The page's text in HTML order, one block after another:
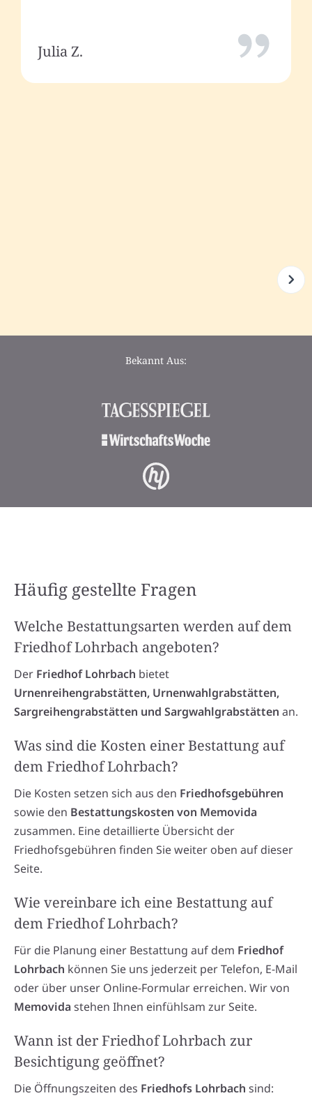
Julia Z.
Bekannt Aus:
Häufig gestellte Fragen
Welche Bestattungsarten werden auf dem
Friedhof Lohrbach angeboten?
Der Friedhof Lohrbach bietet
Urnenreihengrabstätten, Urnenwahlgrabstätten,
Sargreihengrabstätten und Sargwahlgrabstätten an.
Was sind die Kosten einer Bestattung auf
dem Friedhof Lohrbach?
Die Kosten setzen sich aus den Friedhofsgebühren
sowie den Bestattungskosten von Memovida
zusammen. Eine detaillierte Übersicht der
Friedhofsgebühren finden Sie weiter oben auf dieser
Seite.
Wie vereinbare ich eine Bestattung auf
dem Friedhof Lohrbach?
Für die Planung einer Bestattung auf dem Friedhof
Lohrbach können Sie uns jederzeit per Telefon, E-Mail
oder über unser Online-Formular erreichen. Wir von
Memovidastehen Ihnen einfühlsam zur Seite.
Wann ist der Friedhof Lohrbach zur
Besichtigung geöffnet?
Die Öffnungszeiten des Friedhofs Lohrbach sind: